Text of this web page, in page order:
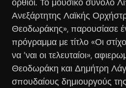
Ανεξάρτητης Λαϊκής
Θεοδωράκης», παρουσίασε
πρόγραμμα με τίτλο «Οι
να ’ναι οι τελευταίοι»,
Θεοδωράκη και Δημήτρη
σπουδαίους δημιουργούς